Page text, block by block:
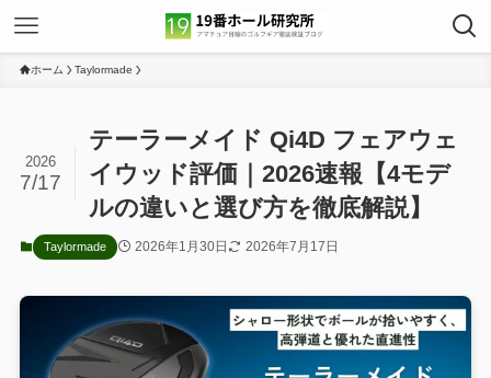
ホーム Taylormade
テーラーメイド Qi4D フェアウェ
イウッド評価｜2026速報【4モデ
ルの違いと選び方を徹底解説】
2026
7/17
Taylormade 2026年1月30日 2026年7月17日